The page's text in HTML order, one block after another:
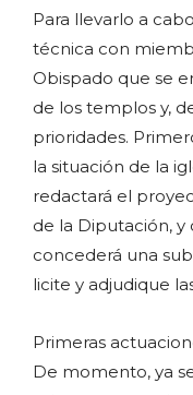
Para llevarlo a
técnica con
Obispado que se
de los templos y,
prioridades.
la situación de la
redactará el
de la Diputación,
concederá una
licite y adjudique
Primeras
De momento, ya